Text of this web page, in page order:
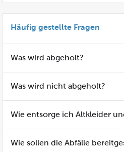
Häufig gestellte Fragen
Was wird abgeholt?
Was wird nicht abgeholt?
Wie entsorge ich Altkleider
Wie sollen die Abfälle